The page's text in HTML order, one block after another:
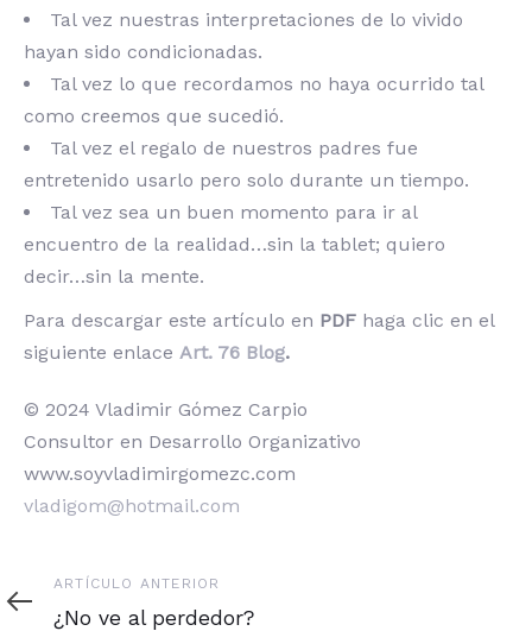
Tal vez nuestras interpretaciones de lo vivido
hayan sido condicionadas.
Tal vez lo que recordamos no haya ocurrido tal
como creemos que sucedió.
Tal vez el regalo de nuestros padres fue
entretenido usarlo pero solo durante un tiempo.
Tal vez sea un buen momento para ir al
encuentro de la realidad…sin la tablet; quiero
decir…sin la mente.
Para descargar este artículo en PDF haga clic en el
siguiente enlace Art. 76 Blog.
© 2024 Vladimir Gómez Carpio
Consultor en Desarrollo Organizativo
www.soyvladimirgomezc.com
vladigom@hotmail.com
Artículo
anterior
ARTÍCULO ANTERIOR
¿No ve al perdedor?